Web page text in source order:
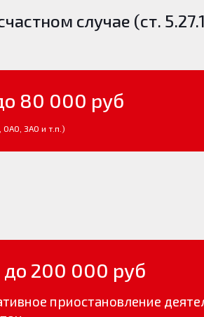
случае (ст.
80 000 руб
ЗАО и т.п.)
200 000 руб
приостановление